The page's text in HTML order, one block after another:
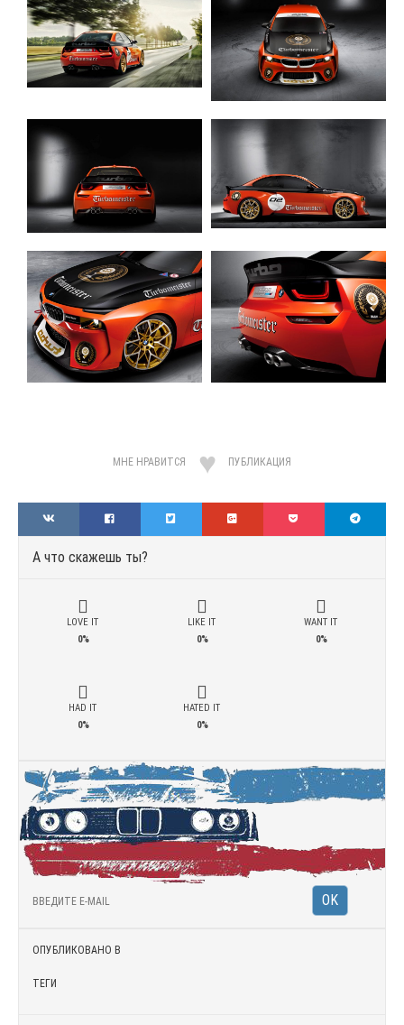
МНЕ НРАВИТСЯ ПУБЛИКАЦИЯ
А что скажешь ты?
LOVE IT
0%
LIKE IT
0%
WANT IT
0%
HAD IT
0%
HATED IT
0%
ОПУБЛИКОВАНО В
ТЕГИ